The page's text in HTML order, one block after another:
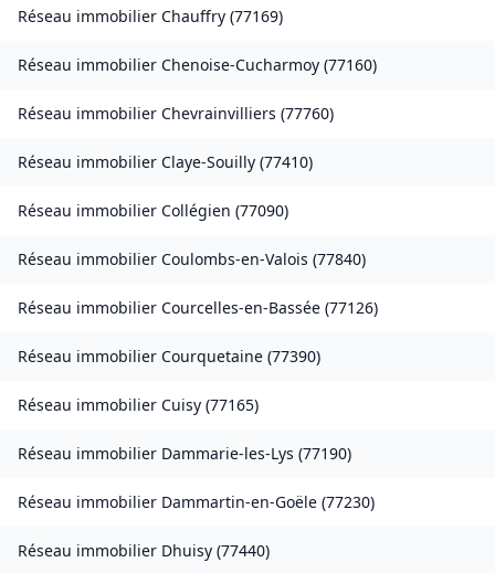
Réseau immobilier Chauffry (77169)
Réseau immobilier Chenoise-Cucharmoy (77160)
Réseau immobilier Chevrainvilliers (77760)
Réseau immobilier Claye-Souilly (77410)
Réseau immobilier Collégien (77090)
Réseau immobilier Coulombs-en-Valois (77840)
Réseau immobilier Courcelles-en-Bassée (77126)
Réseau immobilier Courquetaine (77390)
Réseau immobilier Cuisy (77165)
Réseau immobilier Dammarie-les-Lys (77190)
Réseau immobilier Dammartin-en-Goële (77230)
Réseau immobilier Dhuisy (77440)